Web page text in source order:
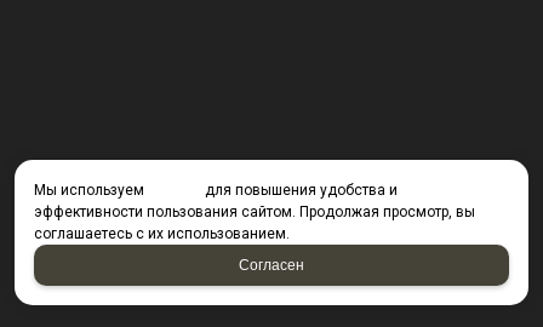
Мы используем
для повышения удобства и
эффективности пользования сайтом. Продолжая просмотр, вы
соглашаетесь с их использованием.
Согласен